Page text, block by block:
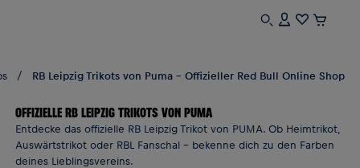
RB Leipzig Trikots von Puma - Offizieller Red Bull Online Shop
OFFIZIELLE RB LEIPZIG TRIKOTS VON PUMA
Entdecke das offizielle RB Leipzig Trikot von PUMA. Ob Heimtrikot,
Auswärtstrikot oder RBL Fanschal – bekenne dich zu den Farben
deines Lieblingsvereins.